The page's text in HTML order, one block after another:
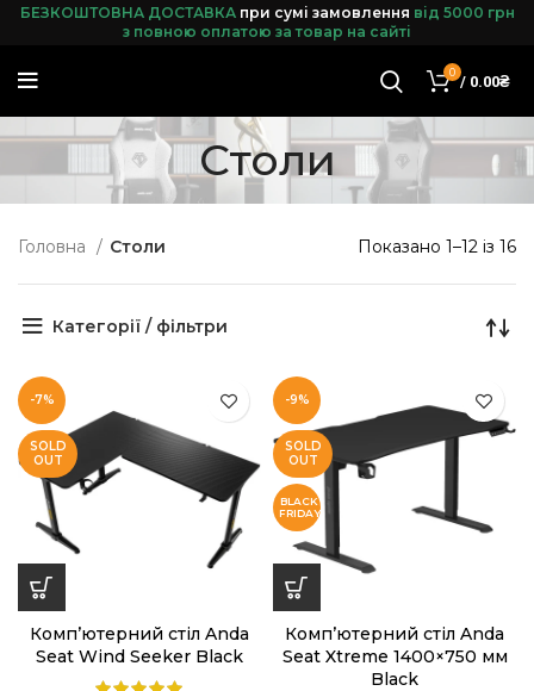
БЕЗКОШТОВНА ДОСТАВКАпри сумі замовлення від 5000 грн
з повною оплатою за товар на сайті
0 / 0.00₴
Столи
Головна Столи Показано 1–12 із 16
Категорії / фільтри
-7%
SOLD
OUT
Комп’ютерний стіл Anda
Seat Wind Seeker Black
-9%
SOLD
OUT
Комп’ютерний стіл Anda
Seat Xtreme 1400×750 мм
Black